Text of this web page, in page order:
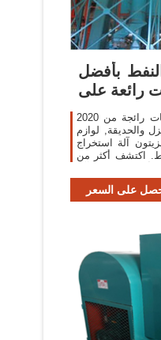
بأفضل
الزيتون آلة استخراج النفط صيحات رائجة من 2020
والحديقة, لوازم
آلة استخراج
اكتشف أكثر من
على السعر